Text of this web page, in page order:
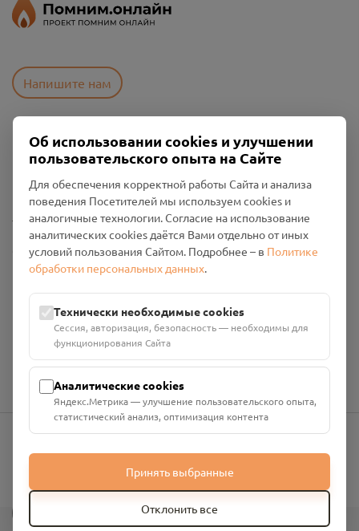
Напишите нам
Пользовательское соглашение
Политика конфиденциальности
Промо-материалы
Настройки cookies
Общество с ограниченной ответственностью «Смоленский
Проект Помним»
Юридический адрес: 216790, Смоленская область, р-н
Руднянский, г. Рудня, улица Западная, д. 26А, пом. 18
Номер счёта: 40702810901130004287 в АО "АЛЬФА-БАНК"
Кор. счёт: 30101810200000000593
info@pomnim.online
Об использовании cookies и улучшении
пользовательского опыта на Сайте
Для обеспечения корректной работы Сайта и анализа
поведения Посетителей мы используем cookies и
аналогичные технологии. Согласие на использование
аналитических cookies даётся Вами отдельно от иных
условий пользования Сайтом. Подробнее – в Политике
обработки персональных данных.
Технически необходимые cookies
Сессия, авторизация, безопасность — необходимы для
функционирования Сайта
Аналитические cookies
Яндекс.Метрика — улучшение пользовательского опыта,
статистический анализ, оптимизация контента
Принять выбранные
Отклонить все